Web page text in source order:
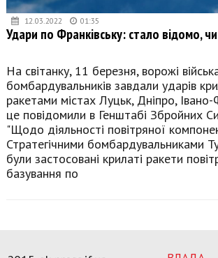
12.03.2022 01:35
Удари по Франківську: стало відомо,
На світанку, 11 березня, ворожі
бомбардувальників завдали ударів
ракетами містах Луцьк, Дніпро, Івано-
це повідомили в Генштабі Збройних
"Щодо діяльності повітряної
Стратегічними
були застосовані крилаті ракети
базування по